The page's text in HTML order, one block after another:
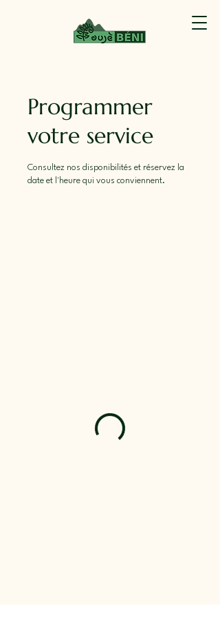
Programmer
votre service
Consultez nos disponibilités et réservez la
date et l'heure qui vous conviennent.